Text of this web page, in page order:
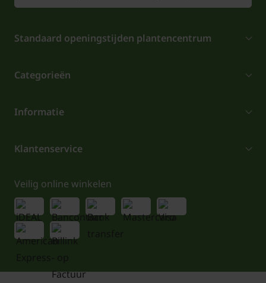
Standaard openingstijden plantencentrum
Categorieën
Informatie
Klantenservice
Veilig online winkelen